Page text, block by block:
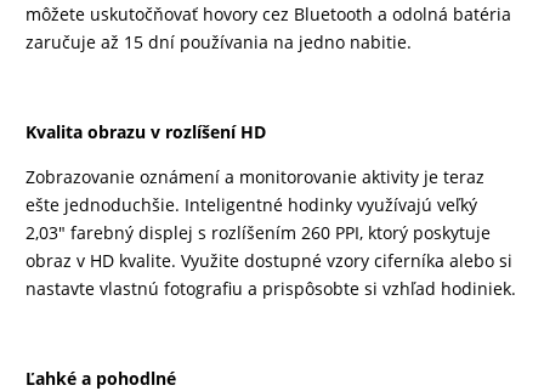
A
ZÁHRADA
môžete uskutočňovať hovory cez Bluetooth a odolná batéria
zaručuje až 15 dní používania na jedno nabitie.
Kvalita obrazu v rozlíšení HD
Zobrazovanie oznámení a monitorovanie aktivity je teraz
ešte jednoduchšie. Inteligentné hodinky využívajú veľký
2,03" farebný displej s rozlíšením 260 PPI, ktorý poskytuje
obraz v HD kvalite. Využite dostupné vzory ciferníka alebo si
nastavte vlastnú fotografiu a prispôsobte si vzhľad hodiniek.
Ľahké a pohodlné